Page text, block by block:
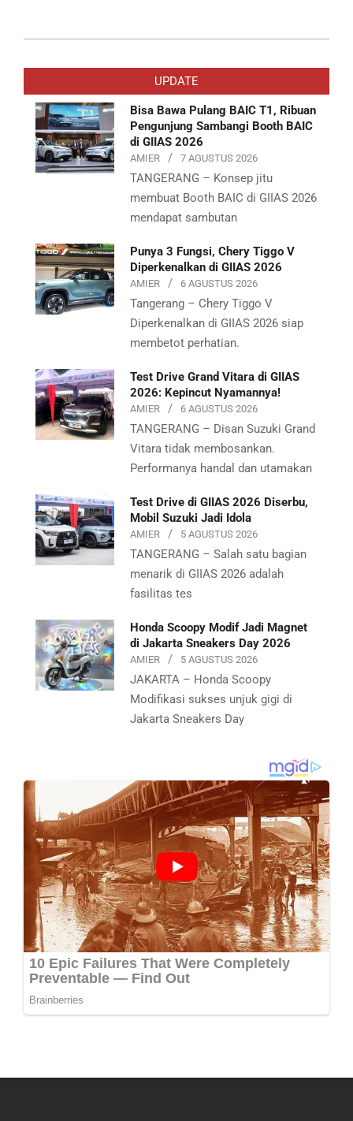
10-
UPDATE
Bisa Bawa Pulang BAIC T1, Ribuan
Pengunjung Sambangi Booth BAIC
di GIIAS 2026
AMIER 7 AGUSTUS 2026
TANGERANG – Konsep jitu
membuat Booth BAIC di GIIAS 2026
mendapat sambutan
Punya 3 Fungsi, Chery Tiggo V
Diperkenalkan di GIIAS 2026
AMIER 6 AGUSTUS 2026
Tangerang – Chery Tiggo V
Diperkenalkan di GIIAS 2026 siap
membetot perhatian.
Test Drive Grand Vitara di GIIAS
2026: Kepincut Nyamannya!
AMIER 6 AGUSTUS 2026
TANGERANG – Disan Suzuki Grand
Vitara tidak membosankan.
Performanya handal dan utamakan
Test Drive di GIIAS 2026 Diserbu,
Mobil Suzuki Jadi Idola
AMIER 5 AGUSTUS 2026
TANGERANG – Salah satu bagian
menarik di GIIAS 2026 adalah
fasilitas tes
Honda Scoopy Modif Jadi Magnet
di Jakarta Sneakers Day 2026
AMIER 5 AGUSTUS 2026
JAKARTA – Honda Scoopy
Modifikasi sukses unjuk gigi di
Jakarta Sneakers Day